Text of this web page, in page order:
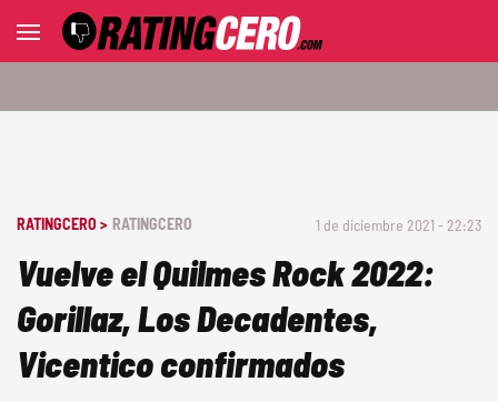
RATINGCERO > RATINGCERO 1 de diciembre 2021 - 22:23
Vuelve el Quilmes Rock 2022:
Gorillaz, Los Decadentes,
Vicentico confirmados